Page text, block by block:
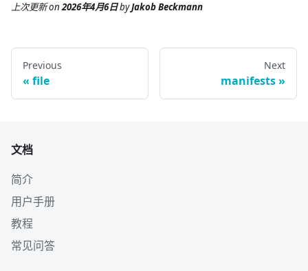
上次更新on2026年4月6日byJakob Beckmann
Previous
file
Next
manifests
文档
简介
用户手册
教程
常见问答